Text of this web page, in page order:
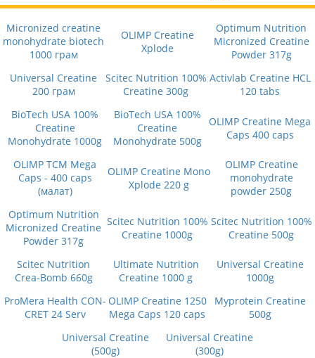
Micronized creatine
monohydrate biotech
1000 грам
OLIMP Creatine
Xplode
Optimum Nutrition
Micronized Creatine
Powder 317g
Universal Creatine
200 грам
Scitec Nutrition 100%
Creatine 300g
Activlab Creatine HCL
120 tabs
BioTech USA 100%
Creatine
Monohydrate 1000g
BioTech USA 100%
Creatine
Monohydrate 500g
OLIMP Creatine Mega
Caps 400 caps
OLIMP TCM Mega
Caps - 400 caps
(малат)
OLIMP Creatine Mono
Xplode 220 g
OLIMP Сreatine
monohydrate
powder 250g
Optimum Nutrition
Micronized Creatine
Powder 317g
Scitec Nutrition 100%
Creatine 1000g
Scitec Nutrition 100%
Creatine 500g
Scitec Nutrition
Crea-Bomb 660g
Ultimate Nutrition
Creatine 1000 g
Universal Creatine
1000g
ProMera Health CON-
CRET 24 Serv
OLIMP Creatine 1250
Mega Caps 120 caps
Myprotein Creatine
500g
Universal Creatine
(500g)
Universal Creatine
(300g)